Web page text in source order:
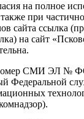
на полное
при
сайта ссылка
на сайт
СМИ ЭЛ №
Федеральной